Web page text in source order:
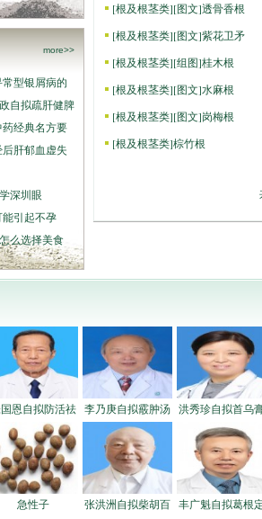
more>>
型银屑病的
自拟疏肝健脾
经典名方要
肝郁血虚失
深圳眼
引起不孕
么选择美食
[根及根茎类][图文]透骨香根
[根及根茎类][图文]紫花卫矛
[根及根茎类][组图]桂木根
[根及根茎类][图文]水麻根
[根及根茎类][图文]岗梅根
[根及根茎类]棕竹根
恩自拟防活祛 李乃庚自拟霰肿汤 洪秀珍自拟首乌
急性子 张洪洲自拟柴胡百 丰广魁自拟葛根